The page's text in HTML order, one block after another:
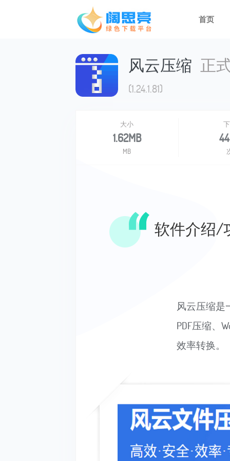
首页
风云压缩 正
(1.24.1.81)
大小
1.62MB
MB
软件介绍/
风云压缩是
PDF压缩、
效率转换。